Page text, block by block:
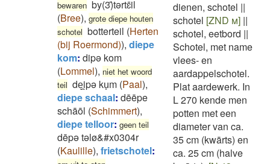
bewaren by(3)̄tərtɛ̄il
(Bree), grote diepe houten
schotel botterteil (Herten
(bij Roermond)), diepe
kom: dipə kom
(Lommel), niet het woord
teil deͅi̯pə ku̞m (Paal),
diepe schaal: dēēpe
schāōl (Schimmert),
diepe telloor: geen teil
dēpə təlø&#x0304r
(Kaulille), frietschotel:
dienen, schotel ||
schotel [ZND m] ||
schotel, eetbord ||
Schotel, met name
vlees- en
aardappelschotel.
Plat aardewerk. In
L 270 kende men
potten met een
diameter van ca.
35 cm (kwārts) en
ca. 25 cm (halve